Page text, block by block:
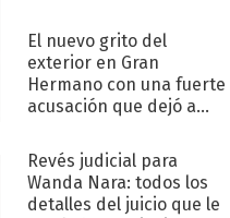
El nuevo grito del
exterior en Gran
Hermano con una fuerte
acusación que dejó a
"Traidora"
Revés judicial para
Wanda Nara: todos los
detalles del juicio que le